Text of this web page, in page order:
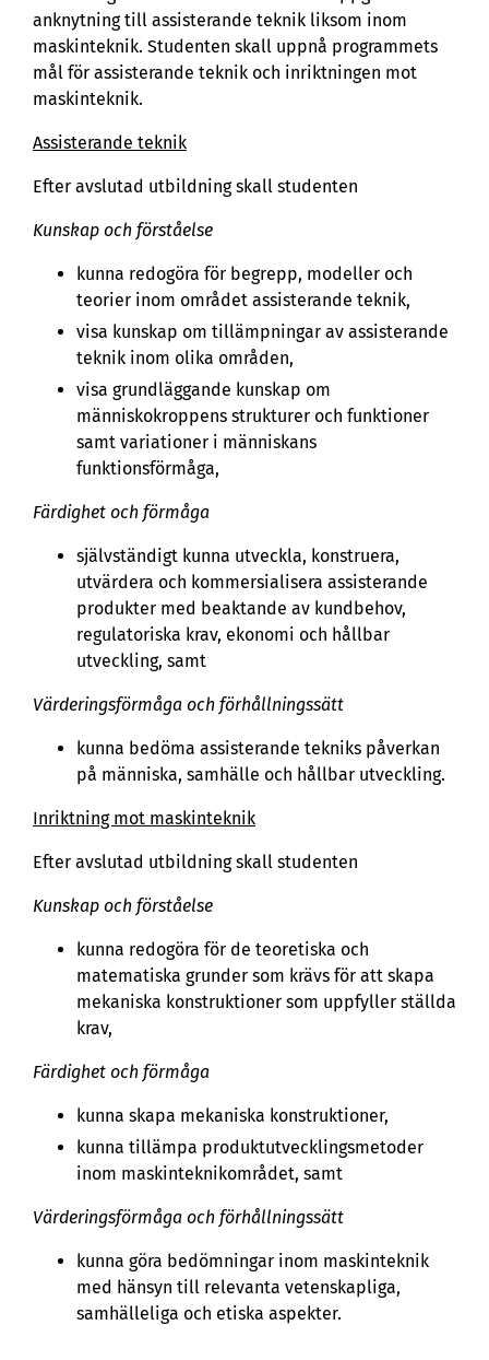
anknytning till assisterande teknik liksom inom
maskinteknik. Studenten skall uppnå programmets
mål för assisterande teknik och inriktningen mot
maskinteknik.
Assisterande teknik
Efter avslutad utbildning skall studenten
Kunskap och förståelse
kunna redogöra för begrepp, modeller och
teorier inom området assisterande teknik,
visa kunskap om tillämpningar av assisterande
teknik inom olika områden,
visa grundläggande kunskap om
människokroppens strukturer och funktioner
samt variationer i människans
funktionsförmåga,
Färdighet och förmåga
självständigt kunna utveckla, konstruera,
utvärdera och kommersialisera assisterande
produkter med beaktande av kundbehov,
regulatoriska krav, ekonomi och hållbar
utveckling, samt
Värderingsförmåga och förhållningssätt
kunna bedöma assisterande tekniks påverkan
på människa, samhälle och hållbar utveckling.
Inriktning mot maskinteknik
Efter avslutad utbildning skall studenten
Kunskap och förståelse
kunna redogöra för de teoretiska och
matematiska grunder som krävs för att skapa
mekaniska konstruktioner som uppfyller ställda
krav,
Färdighet och förmåga
kunna skapa mekaniska konstruktioner,
kunna tillämpa produktutvecklingsmetoder
inom maskinteknikområdet, samt
Värderingsförmåga och förhållningssätt
kunna göra bedömningar inom maskinteknik
med hänsyn till relevanta vetenskapliga,
samhälleliga och etiska aspekter.